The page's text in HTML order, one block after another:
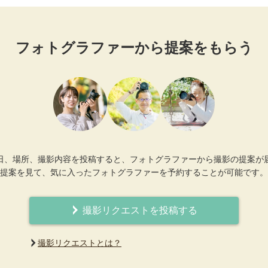
フォトグラファーから提案をもらう
、場所、撮影内容を投稿すると、フォトグラファーから撮影の提案が
提案を見て、気に入ったフォトグラファーを予約することが可能です。
撮影リクエストを投稿する
撮影リクエストとは？